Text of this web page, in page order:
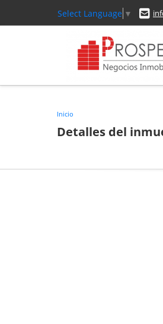
Select Language ▼
Inicio
Detalles del